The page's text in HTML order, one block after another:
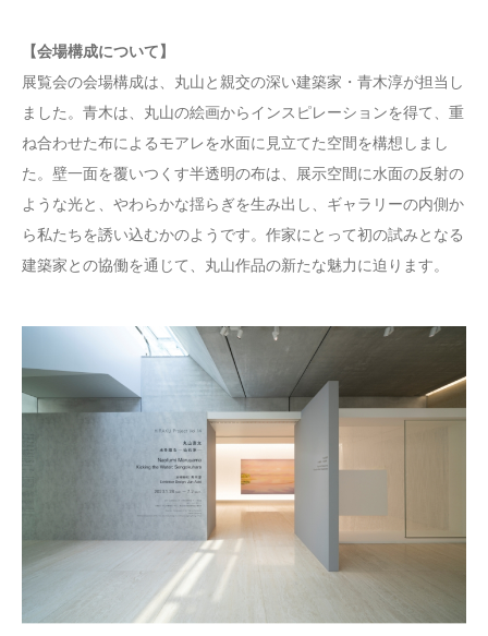
【会場構成について】
展覧会の会場構成は、丸山と親交の深い建築家・青木淳が担当し
ました。青木は、丸山の絵画からインスピレーションを得て、重
ね合わせた布によるモアレを水面に見立てた空間を構想しまし
た。壁一面を覆いつくす半透明の布は、展示空間に水面の反射の
ような光と、やわらかな揺らぎを生み出し、ギャラリーの内側か
ら私たちを誘い込むかのようです。作家にとって初の試みとなる
建築家との協働を通じて、丸山作品の新たな魅力に迫ります。